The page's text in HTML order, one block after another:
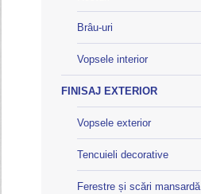
Brâu-uri
Vopsele interior
FINISAJ EXTERIOR
Vopsele exterior
Tencuieli decorative
Ferestre și scări mansardă